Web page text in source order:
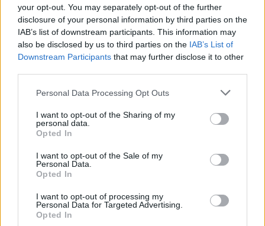
your opt-out. You may separately opt-out of the further
disclosure of your personal information by third parties on the
IAB’s list of downstream participants. This information may
also be disclosed by us to third parties on the IAB’s List of
Downstream Participants that may further disclose it to other
Please note that this website/app uses one or more Google
not limited to your visit or usage behaviour. You may click to
grant or deny consent to Google and its third-party tags to
use your data for below specified purposes in below Google
consent section.
Personal Data Processing Opt Outs
I want to opt-out of the Sharing of my
personal data.
Opted In
I want to opt-out of the Sale of my
Personal Data.
Opted In
I want to opt-out of processing my
Personal Data for Targeted Advertising.
Opted In